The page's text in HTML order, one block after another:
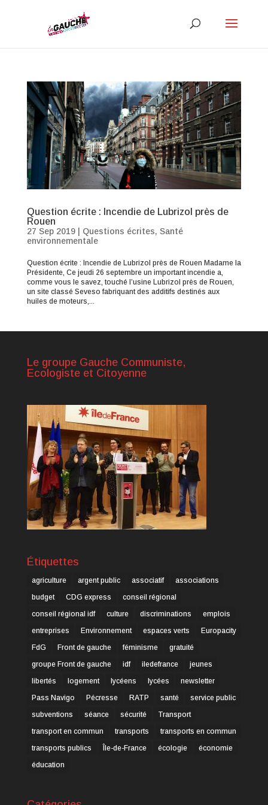
Question écrite : Incendie de Lubrizol près de
Rouen
27 Sep 2019| Questions écrites, Santé
environnementale
Question écrite : Incendie de Lubrizol près de Rouen Madame la
Présidente, Ce jeudi 26 septembre un important incendie a,
comme vous le savez, touché l’usine Lubrizol près de Rouen,
un site classé Seveso fabriquant des additifs destinés aux
huiles de moteurs,...
Le groupe Gauche Communiste,
Ecologiste et Citoyenne
Étiquettes
agriculture argent public associatif
associations
budget
CDG express
conseil régional
conseil régional idf
culture discriminations
emplois
entreprises
Environnement espaces verts
Europacity
FdG
Front de gauche féminisme
gratuité
groupe Front de gauche
idf iledefrance
jeunes
libertés
logement lycéens lycées
newsletter
Pass Navigo
Pécresse RATP santé
service public
subventions
séance sécurité
Transport
transport en commun
transports
transports en commun
transports publics
Île-de-France écologie
économie
éducation